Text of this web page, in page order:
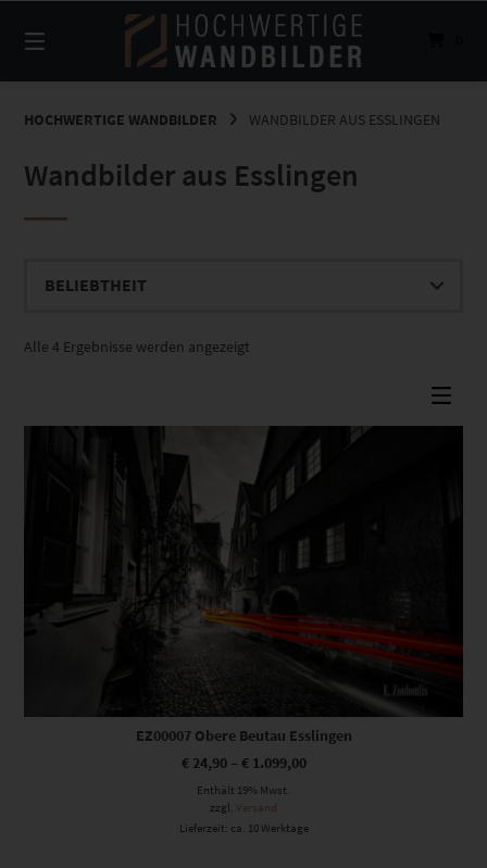
zum
Inhalt
HOCHWERTIGE WANDBILDER WANDBILDER AUS ESSLINGEN
Wandbilder aus Esslingen
Alle 4 Ergebnisse werden angezeigt
Dieses Produkt weist mehrere Varianten auf. Die Optionen können auf der Produktseite gewählt werden
EZ00007 Obere Beutau Esslingen
€24,90– €1.099,00
Enthält 19% Mwst.
zzgl. Versand
Lieferzeit: ca. 10 Werktage